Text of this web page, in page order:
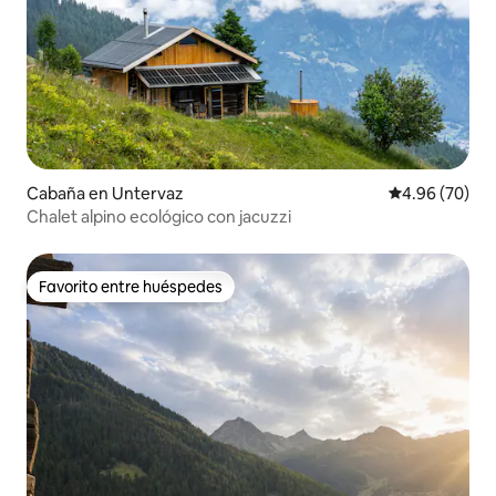
Cabaña en Untervaz Calificación
4.96 (70)
Chalet alpino ecológico con jacuzzi
Favorito entre huéspedes
Favorito entre huéspedes